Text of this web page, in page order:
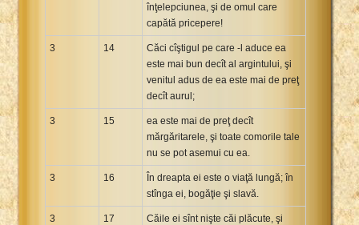
înţelepciunea, şi de omul care
capătă pricepere!
3 14
Căci cîştigul pe care -l aduce ea
este mai bun decît al argintului, şi
venitul adus de ea este mai de preţ
decît aurul;
3 15
ea este mai de preţ decît
mărgăritarele, şi toate comorile tale
nu se pot asemui cu ea.
3 16
În dreapta ei este o viaţă lungă; în
stînga ei, bogăţie şi slavă.
3 17
Căile ei sînt nişte căi plăcute, şi